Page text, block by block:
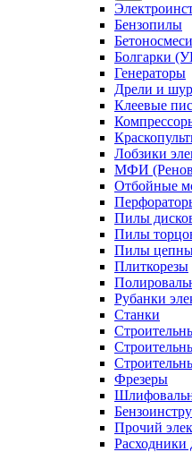
Бензопилы
Болгарки
Генераторы
Дрели и
Клеевые
Лобзики
МФИ
Отбойные
Пилы
Пилы
Пилы
Плиткорезы
Рубанки
Станки
Фрезеры
Прочий
Расходники